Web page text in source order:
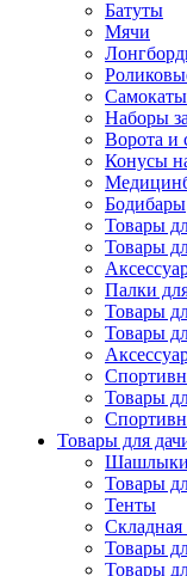
Батуты
Мячи
Наборы
Ворота и
Конусы
Бодибары
Товары
Товары
Палки
Товары
Товары
Товары
Товары для
Шашлыки
Товары
Тенты
Складная
Товары
Товары